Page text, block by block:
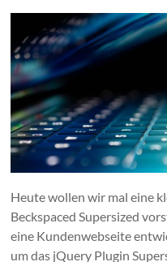
Heute wollen wir mal eine
Beckspaced Supersized
eine Kundenwebseite
um das jQuery Plugin